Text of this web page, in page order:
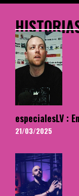
especialesLV :
21/03/2025